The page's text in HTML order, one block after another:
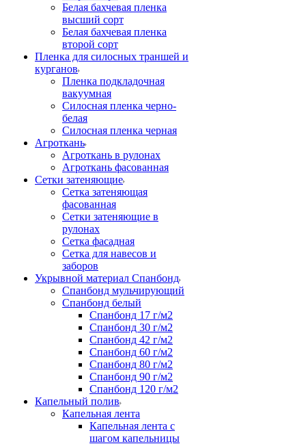
Белая бахчевая пленка
высший сорт
Белая бахчевая пленка
второй сорт
Пленка для силосных траншей и
курганов
Пленка подкладочная
вакуумная
Силосная пленка черно-
белая
Силосная пленка черная
Агроткань
Агроткань в рулонах
Агроткань фасованная
Сетки затеняющие
Сетка затеняющая
фасованная
Сетки затеняющие в
рулонах
Сетка фасадная
Сетка для навесов и
заборов
Укрывной материал Спанбонд
Спанбонд мульчирующий
Спанбонд белый
Спанбонд 17 г/м2
Спанбонд 30 г/м2
Спанбонд 42 г/м2
Спанбонд 60 г/м2
Спанбонд 80 г/м2
Спанбонд 90 г/м2
Спанбонд 120 г/м2
Капельный полив
Капельная лента
Капельная лента с
шагом капельницы